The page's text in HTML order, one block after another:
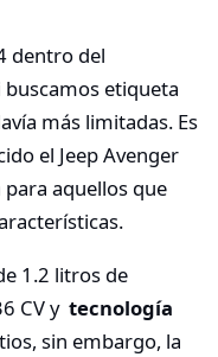
dentro del
buscamos etiqueta
más limitadas. Es
el Jeep Avenger
aquellos que
1.2 litros de
CV y tecnología
sin embargo, la